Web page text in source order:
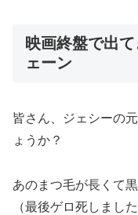
映画終盤で出
ェーン
皆さん、ジェシーの
ょうか？
あのまつ毛が長くて
（最後ゲロ死しまし